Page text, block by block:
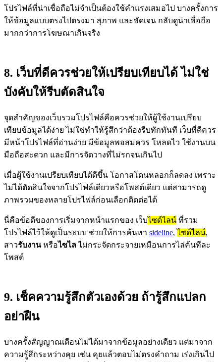
โปรไฟล์ที่น่าเชื่อถือไม่จำเป็นต้องใช้คำแรงเสมอไป บางครั้งการ
ให้ข้อมูลแบบตรงไปตรงมา สุภาพ และชัดเจน กลับดูน่าเชื่อถือ
มากกว่าการโฆษณาเกินจริง
8. เว็บที่ดีควรช่วยให้เปรียบเทียบได้ ไม่ใช่
บังคับให้รีบตัดสินใจ
จุดสำคัญของเว็บรวมโปรไฟล์คือควรช่วยให้ผู้ใช้งานเปรียบ
เทียบข้อมูลได้ง่าย ไม่ใช่ทำให้รู้สึกว่าต้องรีบทักทันที เว็บที่ดีควร
มีหน้าโปรไฟล์ที่อ่านง่าย มีข้อมูลพอสมควร โหลดไว ใช้งานบน
มือถือสะดวก และมีการจัดวางที่ไม่รกจนเกินไป
เมื่อผู้ใช้งานเปรียบเทียบได้ดีขึ้น โอกาสโดนหลอกก็ลดลง เพราะ
ไม่ได้ตัดสินใจจากโปรไฟล์เดียวหรือโพสต์เดียว แต่สามารถดู
ภาพรวมของหลายโปรไฟล์ก่อนเลือกติดต่อได้
นี่คือข้อดีของการเริ่มจากหน้าแรกของ เว็บไซด์ไลน์ ที่รวม
โปรไฟล์ไว้ให้ดูเป็นระบบ ช่วยให้การค้นหา sideline,ไซด์ไลน์,
สาวรับงานหรือไซไลไม่กระจัดกระจายเหมือนการไล่ค้นทีละ
โพสต์
9. เช็คความรู้สึกตัวเองด้วย ถ้ารู้สึกแปลก
อย่าฝืน
บางครั้งสัญญาณเตือนไม่ได้มาจากข้อมูลอย่างเดียว แต่มาจาก
ความรู้สึกระหว่างคุย เช่น คุยแล้วตอบไม่ตรงคำถาม เร่งเกินไป